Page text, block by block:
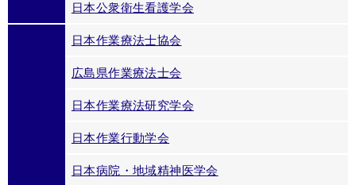
日本公衆衛生看護学会
日本作業療法士協会
広島県作業療法士会
日本作業療法研究学会
日本作業行動学会
日本病院・地域精神医学会